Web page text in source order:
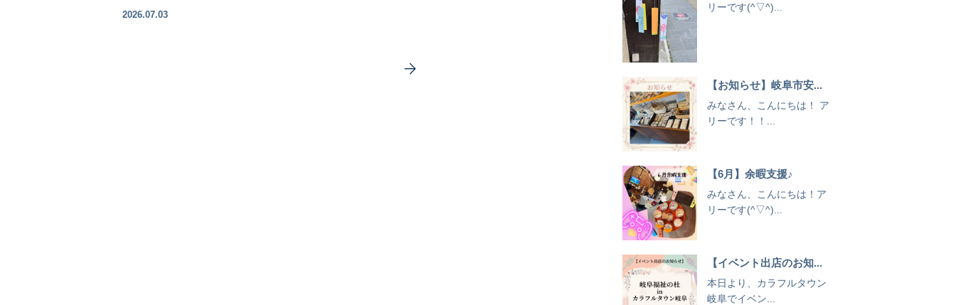
2026.07.03
リーです(^▽^)...
【お知らせ】岐阜市安...
みなさん、こんにちは！ ア
リーです！！...
【6月】余暇支援♪
みなさん、こんにちは！ア
リーです(^▽^)...
【イベント出店のお知...
本日より、カラフルタウン
岐阜でイベン...